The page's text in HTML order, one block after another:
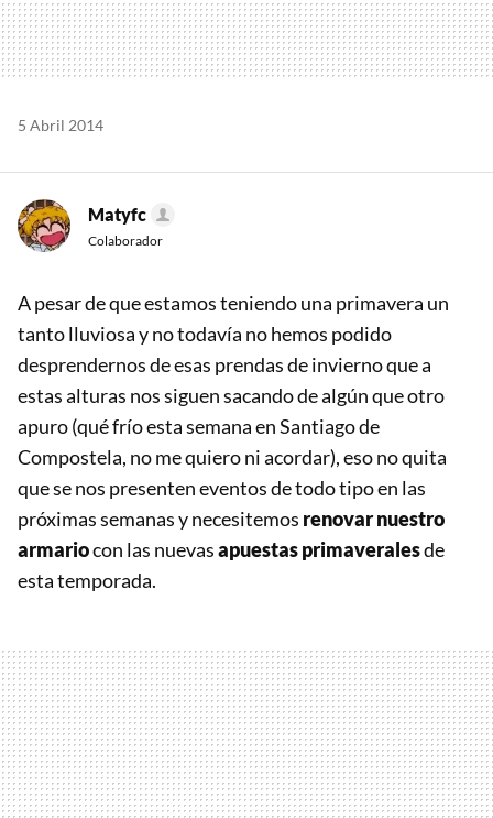
5 Abril 2014
Matyfc
Colaborador
A pesar de que estamos teniendo una primavera un
tanto lluviosa y no todavía no hemos podido
desprendernos de esas prendas de invierno que a
estas alturas nos siguen sacando de algún que otro
apuro (qué frío esta semana en Santiago de
Compostela, no me quiero ni acordar), eso no quita
que se nos presenten eventos de todo tipo en las
próximas semanas y necesitemos renovar nuestro
armariocon las nuevasapuestas primaveralesde
esta temporada.